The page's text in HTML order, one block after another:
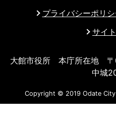
プライバシーポリ
サイ
大館市役所 本庁所在地 〒
中城
Copyright © 2019 Odate